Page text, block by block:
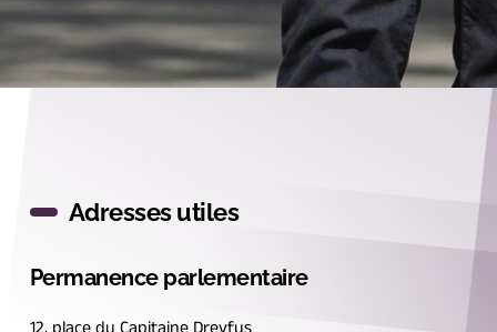
Adresses utiles
Permanence parlementaire